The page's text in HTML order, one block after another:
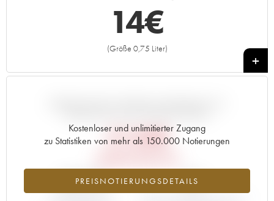
14€
(Größe 0,75 Liter)
+
Kostenloser und unlimitierter Zugang
zu Statistiken von mehr als 150.000 Notierungen
PREISNOTIERUNGSDETAILS
21,84€
-35.9% 0%